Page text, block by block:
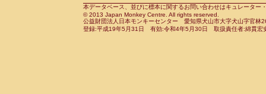
CercopithecidaePapio anubis(0)
CercopithecidaePapio cynocephalus
CercopithecidaePapio hamadryas(0)
CebidaeSaguinus leucopus(0)
CebidaeSaguinus midas(0)
Cebidae Saguinus mystax(0)
本データベース、並びに標本に関するお問い合わせはキュレータ
© 2013 Japan Monkey Centre. All rights reserved.
公益財団法人日本モンキーセンター 愛知県犬山市大字犬山字官
登録:平成19年5月31日 有効:令和4年5月30日 取扱責任者:綿貫宏